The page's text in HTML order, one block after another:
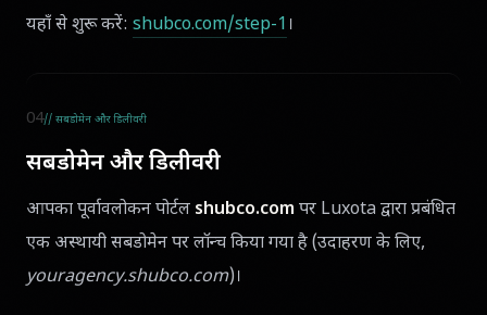
यहाँ से शुरू करें: shubco.com/step-1 ।
04// सबडोमेन और डिलीवरी
सबडोमेन और डिलीवरी
आपका पूर्वावलोकन पोर्टल shubco.com पर Luxota द्वारा प्रबंधित
एक अस्थायी सबडोमेन पर लॉन्च किया गया है (उदाहरण के लिए,
youragency.shubco.com)।